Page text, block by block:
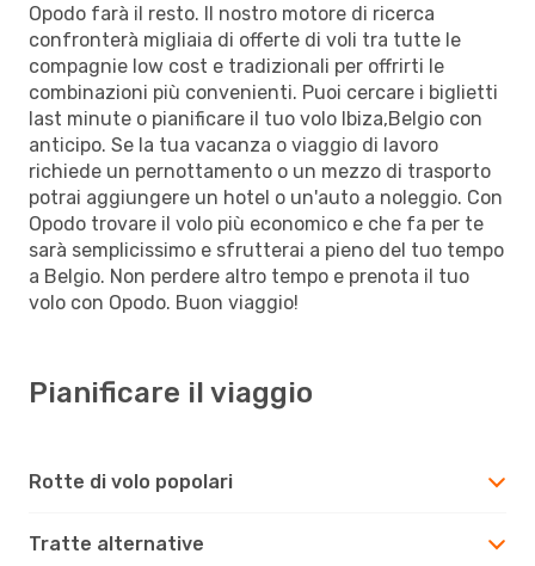
Opodo farà il resto. Il nostro motore di ricerca
confronterà migliaia di offerte di voli tra tutte le
compagnie low cost e tradizionali per offrirti le
combinazioni più convenienti. Puoi cercare i biglietti
last minute o pianificare il tuo volo Ibiza,Belgio con
anticipo. Se la tua vacanza o viaggio di lavoro
richiede un pernottamento o un mezzo di trasporto
potrai aggiungere un hotel o un'auto a noleggio. Con
Opodo trovare il volo più economico e che fa per te
sarà semplicissimo e sfrutterai a pieno del tuo tempo
a Belgio. Non perdere altro tempo e prenota il tuo
volo con Opodo. Buon viaggio!
Pianificare il viaggio
Rotte di volo popolari
Tratte alternative